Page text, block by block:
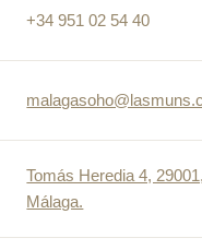
+34 951 02 54 40
Tomás Heredia 4, 29001,
Málaga.